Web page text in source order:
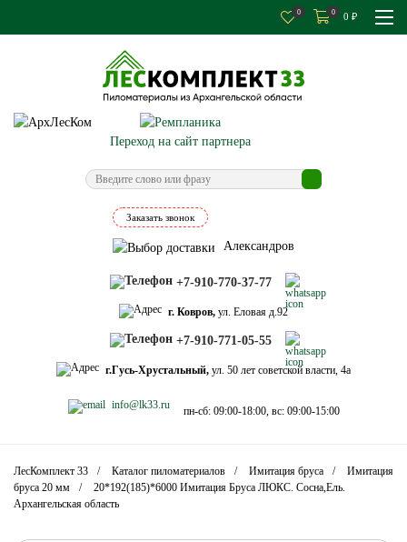
Переход на сайт партнера
Заказать звонок
Александров
+7-910-770-37-77
г. Ковров, ул. Еловая д.92
+7-910-771-05-55
г.Гусь-Хрустальный, ул. 50 лет советской власти, 4а
info@lk33.ru пн-сб: 09:00-18:00, вс: 09:00-15:00
0 0 0 ₽
ЛесКомплект 33 Каталог пиломатериалов Имитация бруса
Имитация
бруса 20 мм
20*192(185)*6000 Имитация Бруса ЛЮКС. Сосна,Ель.
Архангельская область